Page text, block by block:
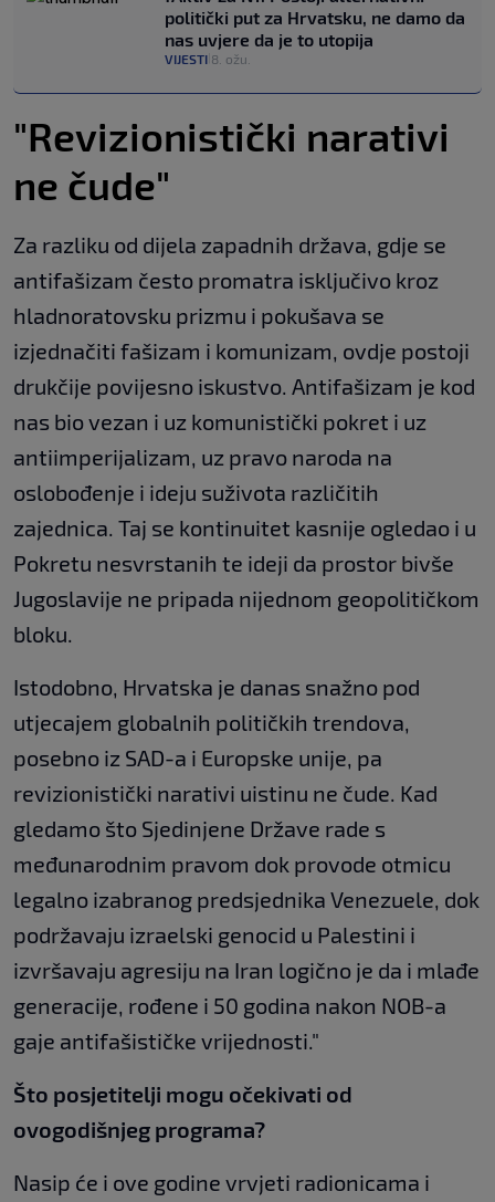
politički put za Hrvatsku, ne damo da
nas uvjere da je to utopija
VIJESTI 8. ožu.
"Revizionistički narativi
ne čude"
Za razliku od dijela zapadnih država, gdje se
antifašizam često promatra isključivo kroz
hladnoratovsku prizmu i pokušava se
izjednačiti fašizam i komunizam, ovdje postoji
drukčije povijesno iskustvo. Antifašizam je kod
nas bio vezan i uz komunistički pokret i uz
antiimperijalizam, uz pravo naroda na
oslobođenje i ideju suživota različitih
zajednica. Taj se kontinuitet kasnije ogledao i u
Pokretu nesvrstanih te ideji da prostor bivše
Jugoslavije ne pripada nijednom geopolitičkom
bloku.
Istodobno, Hrvatska je danas snažno pod
utjecajem globalnih političkih trendova,
posebno iz SAD-a i Europske unije, pa
revizionistički narativi uistinu ne čude. Kad
gledamo što Sjedinjene Države rade s
međunarodnim pravom dok provode otmicu
legalno izabranog predsjednika Venezuele, dok
podržavaju izraelski genocid u Palestini i
izvršavaju agresiju na Iran logično je da i mlađe
generacije, rođene i 50 godina nakon NOB-a
gaje antifašističke vrijednosti."
Što posjetitelji mogu očekivati od
ovogodišnjeg programa?
Nasip će i ove godine vrvjeti radionicama i